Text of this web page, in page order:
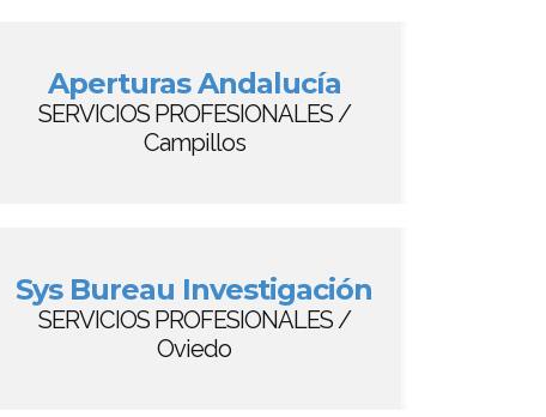
Aperturas Andalucía
SERVICIOS PROFESIONALES /
Campillos
Sys Bureau Investigación
SERVICIOS PROFESIONALES /
Oviedo